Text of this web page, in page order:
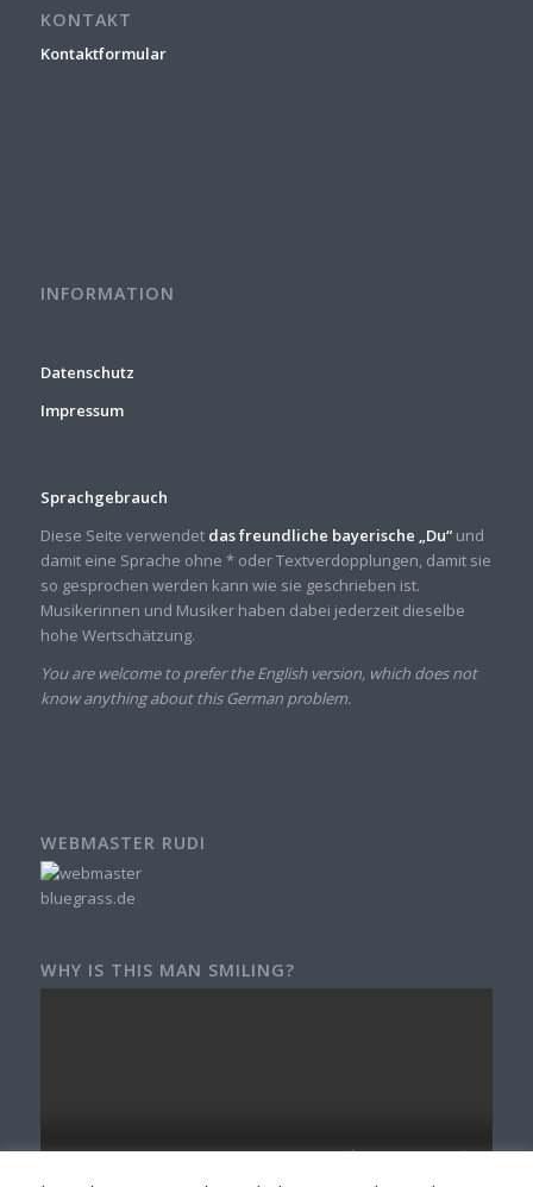
KONTAKT
Kontaktformular
INFORMATION
Datenschutz
Impressum
Sprachgebrauch
Diese Seite verwendet das freundliche bayerische „Du“und
damit eine Sprache ohne * oder Textverdopplungen, damit sie
so gesprochen werden kann wie sie geschrieben ist.
Musikerinnen und Musiker haben dabei jederzeit dieselbe
hohe Wertschätzung.
You are welcome to prefer the English version, which does not
know anything about this German problem.
WEBMASTER RUDI
WHY IS THIS MAN SMILING?